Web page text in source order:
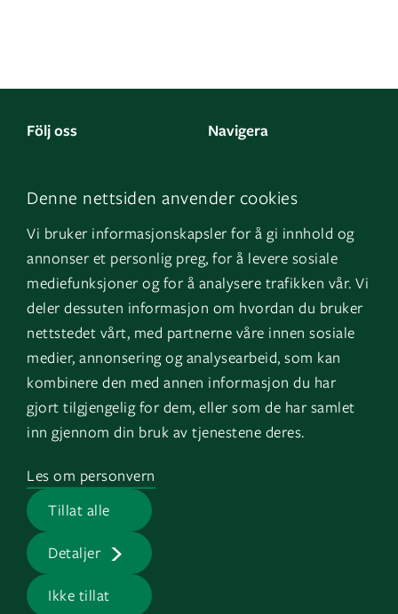
Denne nettsiden anvender cookies
Vi bruker informasjonskapsler for å gi innhold og
annonser et personlig preg, for å levere sosiale
mediefunksjoner og for å analysere trafikken vår. Vi
deler dessuten informasjon om hvordan du bruker
nettstedet vårt, med partnerne våre innen sosiale
medier, annonsering og analysearbeid, som kan
kombinere den med annen informasjon du har
gjort tilgjengelig for dem, eller som de har samlet
inn gjennom din bruk av tjenestene deres.
Tillat alle
Detaljer
Ikke tillat
Les om personvern
Följ oss
LinkedIn
Instagram
YouTube
Navigera
Om oss
GK Norge
GK Danmark
Genvägar
Fakturauppgifter
HMS
Jobb på GK
Presserum
Logga in
EOS
GK © 2026 |Integritetspolicy